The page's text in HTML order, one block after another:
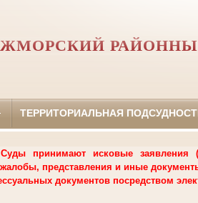
ТЕРРИТОРИАЛЬНАЯ
принимают исковые заявления
жалобы, представления и иные
документов посредством